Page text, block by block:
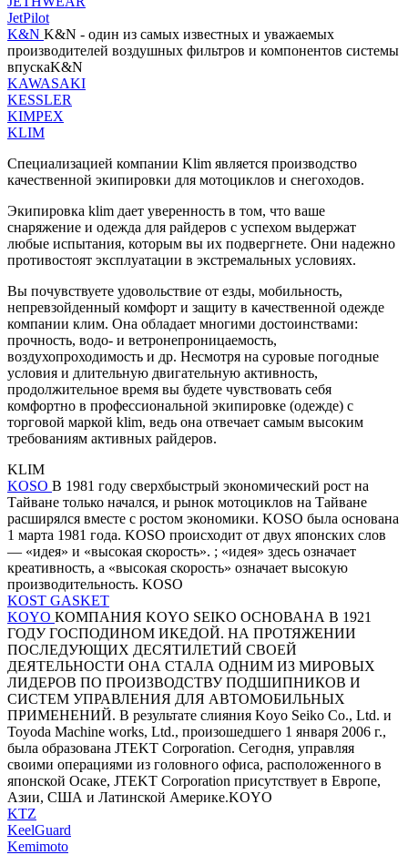
JetPilot
K&N K&N - один из самых известных и уважаемых
производителей воздушных фильтров и компонентов системы
впускаK&N
KAWASAKI
KESSLER
KIMPEX
KLIM
Специализацией компании Klim является производство
качественной экипировки для мотоциклов и снегоходов.
Экипировка klim дает уверенность в том, что ваше
снаряжение и одежда для райдеров с успехом выдержат
любые испытания, которым вы их подвергнете. Они надежно
противостоят эксплуатации в экстремальных условиях.
Вы почувствуете удовольствие от езды, мобильность,
непревзойденный комфорт и защиту в качественной одежде
компании клим. Она обладает многими достоинствами:
прочность, водо- и ветронепроницаемость,
воздухопроходимость и др. Несмотря на суровые погодные
условия и длительную двигательную активность,
продолжительное время вы будете чувствовать себя
комфортно в профессиональной экипировке (одежде) с
торговой маркой klim, ведь она отвечает самым высоким
требованиям активных райдеров.
KLIM
KOSO В 1981 году сверхбыстрый экономический рост на
Тайване только начался, и рынок мотоциклов на Тайване
расширялся вместе с ростом экономики. KOSO была основана
1 марта 1981 года. KOSO происходит от двух японских слов
— «идея» и «высокая скорость». ; «идея» здесь означает
креативность, а «высокая скорость» означает высокую
производительность. KOSO
KOST GASKET
KOYO КОМПАНИЯ KOYO SEIKO ОСНОВАНА В 1921
ГОДУ ГОСПОДИНОМ ИКЕДОЙ. НА ПРОТЯЖЕНИИ
ПОСЛЕДУЮЩИХ ДЕСЯТИЛЕТИЙ СВОЕЙ
ДЕЯТЕЛЬНОСТИ ОНА СТАЛА ОДНИМ ИЗ МИРОВЫХ
ЛИДЕРОВ ПО ПРОИЗВОДСТВУ ПОДШИПНИКОВ И
СИСТЕМ УПРАВЛЕНИЯ ДЛЯ АВТОМОБИЛЬНЫХ
ПРИМЕНЕНИЙ. В результате слияния Koyo Seiko Co., Ltd. и
Toyoda Machine works, Ltd., произошедшего 1 января 2006 г.,
была образована JTEKT Corporation. Сегодня, управляя
своими операциями из головного офиса, расположенного в
японской Осаке, JTEKT Corporation присутствует в Европе,
Азии, США и Латинской Америке.KOYO
KTZ
KeelGuard
Kemimoto